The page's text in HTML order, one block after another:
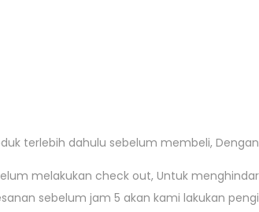
terlebih dahulu sebelum membeli,
melakukan check out, Untuk
sebelum jam 5 akan kami lakukan